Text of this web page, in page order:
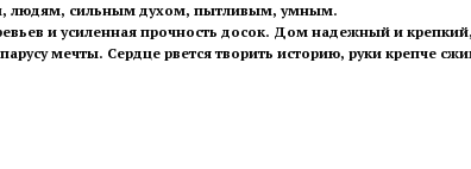
людям, сильным духом, пытливым, умным.
и усиленная прочность досок. Дом надежный и
мечты. Сердце рвется творить историю, руки крепче